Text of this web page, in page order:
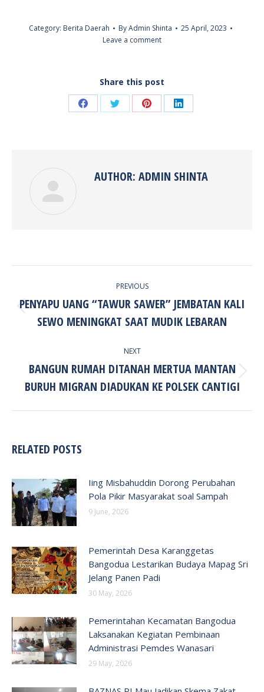
Category: Berita Daerah ByAdmin Shinta
25 April, 2023
Leave a comment
Share this post
Share Share Share Share
AUTHOR: ADMIN SHINTA
PREVIOUS
Previous
post:
PENYAPU UANG “TAWUR SAWER” JEMBATAN KALI
SEWO MENINGKAT SAAT MUDIK LEBARAN
NEXT
Next
post:
BANGUN RUMAH DITANAH MERTUA MANTAN
BURUH MIGRAN DIADUKAN KE POLSEK CANTIGI
RELATED POSTS
Iing Misbahuddin Dorong Perubahan
Pola Pikir Masyarakat soal Sampah
9 June, 2026
Pemerintah Desa Karanggetas
Bangodua Lestarikan Budaya Mapag Sri
Jelang Panen Padi
30 May, 2026
Pemerintahan Kecamatan Bangodua
Laksanakan Kegiatan Pembinaan
Administrasi Pemdes Wanasari
29 May, 2026